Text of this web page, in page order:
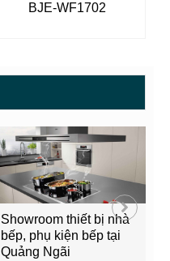
BJE-WF1702
Showroom thiết bị nhà
bếp, phụ kiện bếp tại
Quảng Ngãi